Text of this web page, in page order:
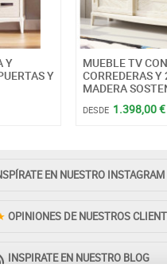
Y
Y
MUEBLE TV
CORREDERAS
MADERA
DESDE 1.398,00 €
EN NUESTRO INSTAGRAM
OPINIONES DE NUESTROS
INSPIRATE EN NUESTRO BLOG